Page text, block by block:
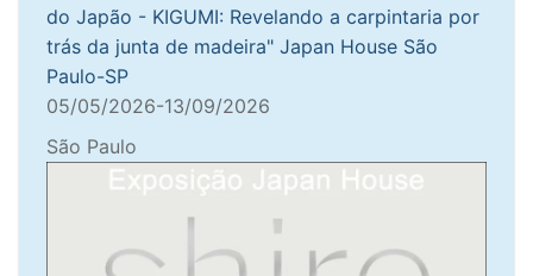
do Japão - KIGUMI: Revelando a carpintaria por
trás da junta de madeira" Japan House São
Paulo-SP
05/05/2026-13/09/2026
São Paulo